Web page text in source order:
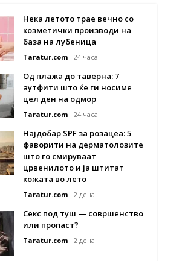
Нека летото трае вечно со
козметички производи на
база на лубеница
Taratur.com 24 часа
Од плажа до таверна: 7
аутфити што ќе ги носиме
цел ден на одмор
Taratur.com 24 часа
Најдобар SPF за розацеа: 5
фаворити на дерматолозите
што го смируваат
црвенилото и ја штитат
кожата во лето
Taratur.com 2 дена
Секс под туш — совршенство
или пропаст?
Taratur.com 2 дена